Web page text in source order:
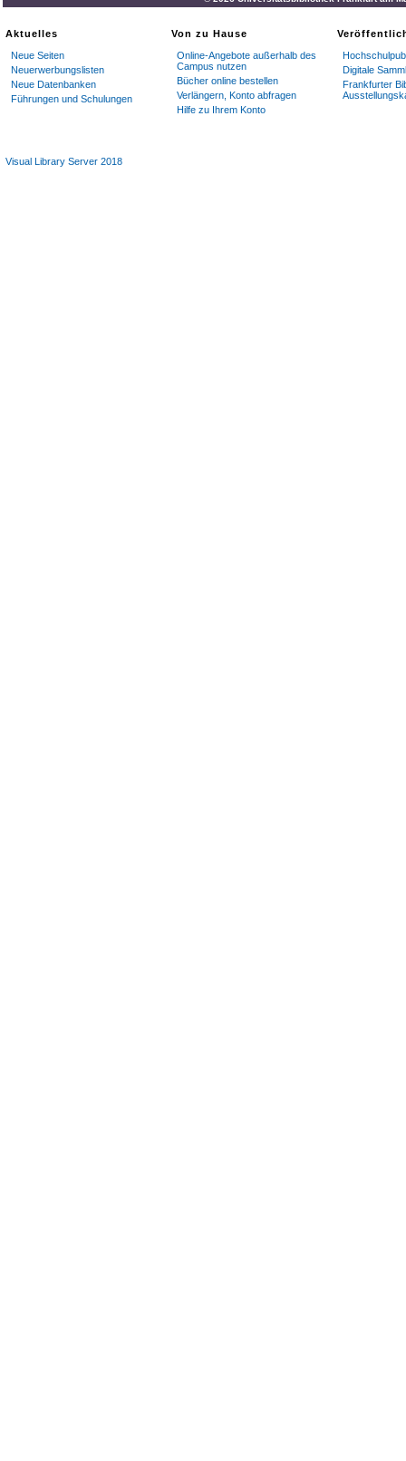
Aktuelles
Neue Seiten
Neuerwerbungslisten
Neue Datenbanken
Führungen und Schulungen
Von zu Hause
Online-Angebote außerhalb des
Campus nutzen
Bücher online bestellen
Verlängern, Konto abfragen
Hilfe zu Ihrem Konto
Digitale
Frankfurter
Visual Library Server 2018